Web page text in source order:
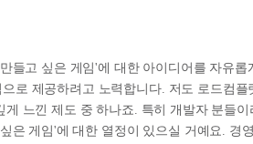
들고 싶은 게임'에 대한 아이디어를 자유롭
로 제공하려고 노력합니다. 저도 로드컴플
게 느낀 제도 중 하나죠. 특히 개발자 분들이
은 게임'에 대한 열정이 있으실 거예요. 경